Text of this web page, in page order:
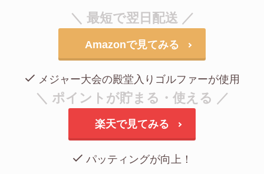
＼ 最短で翌日配送 ／
Amazonで見てみる
メジャー大会の殿堂入りゴルファーが使用
＼ ポイントが貯まる・使える ／
楽天で見てみる
パッティングが向上！